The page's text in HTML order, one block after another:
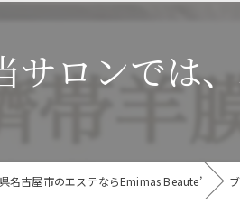
ロンでは
名古屋市のエステならEmimas Beaute’